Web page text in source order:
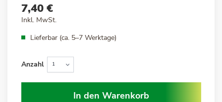
7,40 €
Inkl. MwSt.
Lieferbar (ca. 5–7 Werktage)
Anzahl
In den Warenkorb